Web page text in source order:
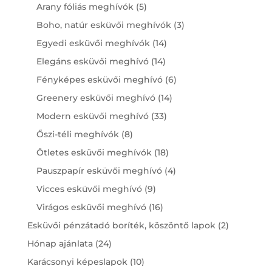
products
Arany fóliás meghívók 55
products
Boho, natúr esküvői meghívók 33
Egyedi esküvői meghívók 1414
products
Elegáns esküvői meghívó 1414
products
Fényképes esküvői meghívó 66
Greenery esküvői meghívó 1414
Modern esküvői meghívó 3333
Őszi-téli meghívók 88
products
Ötletes esküvői meghívók 1818
products
Pauszpapír esküvői meghívó 44
Vicces esküvői meghívó 99
products
Virágos esküvői meghívó 1616
products
Esküvői pénzátadó boríték, köszöntő lapok 22
Hónap ajánlata 2424
products
Karácsonyi képeslapok 1010